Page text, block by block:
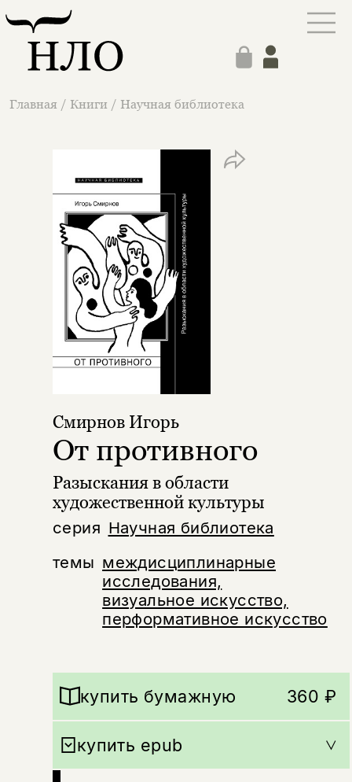
Главная / Книги / Научная библиотека
серия Научная библиотека
темы междисциплинарные
исследования,
визуальное искусство,
перформативное искусство
Смирнов Игорь
От противного
Разыскания в области
художественной культуры
купить бумажную 360 ₽
купить epub